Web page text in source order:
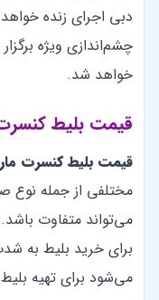
دبی اجرای زنده
خواهد شد.
قیمت بلیط کنسرت
قیمت بلیط کنسرت
مختلفی از جمله نوع
می‌تواند متفاوت
برای خرید بلیط به
می‌شود برای تهیه